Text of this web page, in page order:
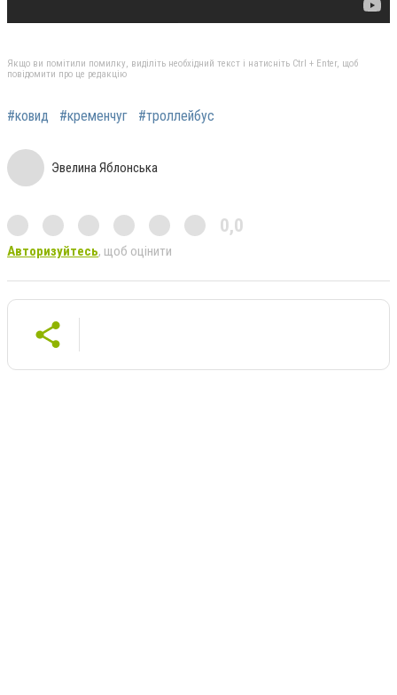
Якщо ви помітили помилку, виділіть необхідний текст і натисніть Ctrl + Enter, щоб
повідомити про це редакцію
#ковид #кременчуг #троллейбус
Эвелина Яблонська
0,0
Авторизуйтесь, щоб оцінити